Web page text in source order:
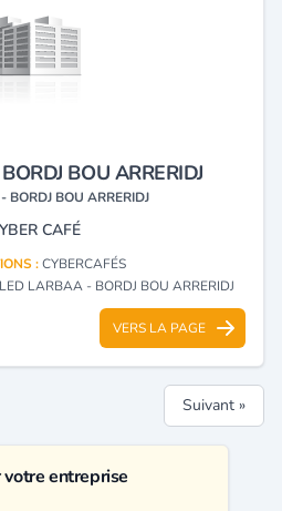
BOU ARRERIDJ
BORDJ BOU ARRERIDJ
CAFÉ
:CYBERCAFÉS
LARBAA - BORDJ BOU ARRERIDJ
VERS LA PAGE
Suivant »
entreprise